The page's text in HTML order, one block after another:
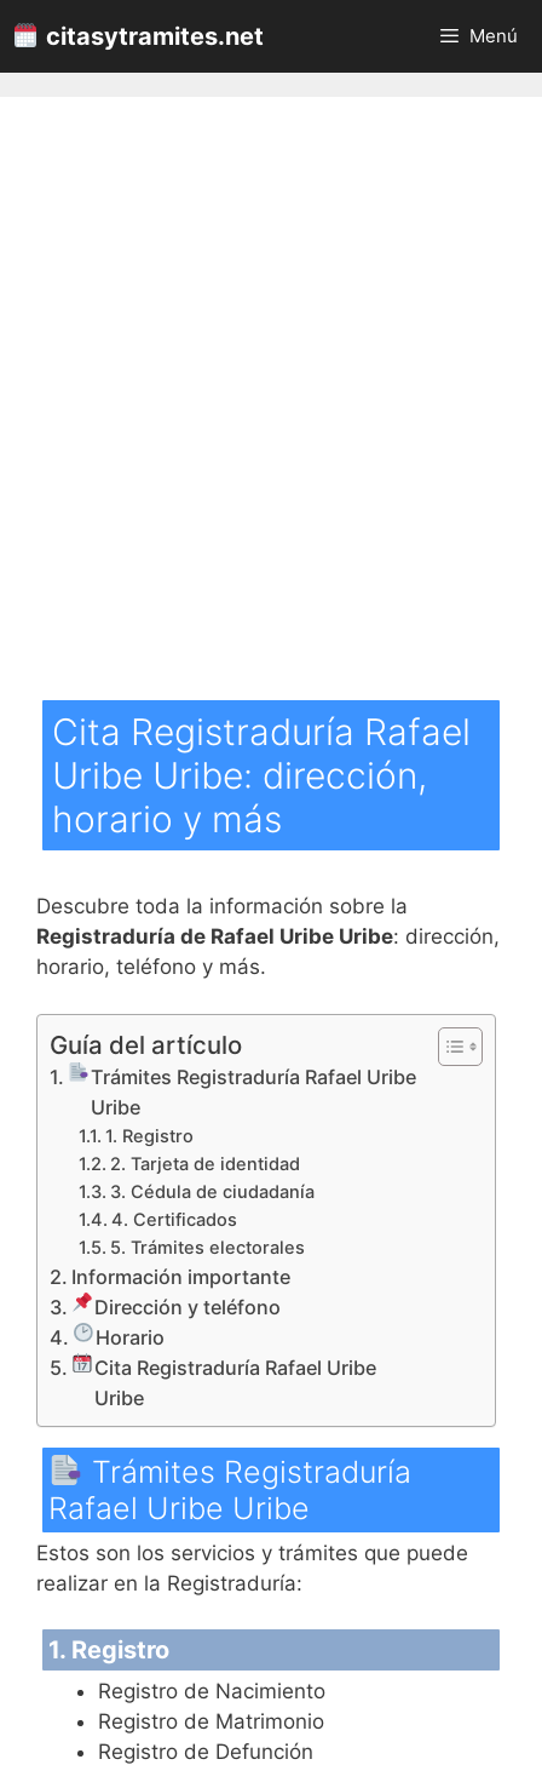
al
contenido
citasytramites.net Menú
Cita Registraduría Rafael
Uribe Uribe: dirección,
horario y más
Descubre toda la información sobre la
Registraduría de Rafael Uribe Uribe: dirección,
horario, teléfono y más.
Guía del artículo
Trámites Registraduría Rafael Uribe
Uribe
1. Registro
2. Tarjeta de identidad
3. Cédula de ciudadanía
4. Certificados
5. Trámites electorales
Información importante
Dirección y teléfono
Horario
Cita Registraduría Rafael Uribe
Uribe
Trámites Registraduría
Rafael Uribe Uribe
Estos son los servicios y trámites que puede
realizar en la Registraduría:
1. Registro
Registro de Nacimiento
Registro de Matrimonio
Registro de Defunción